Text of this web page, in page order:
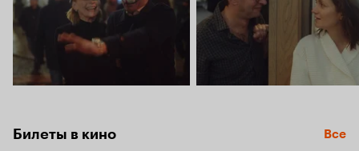
Билеты в кино Все